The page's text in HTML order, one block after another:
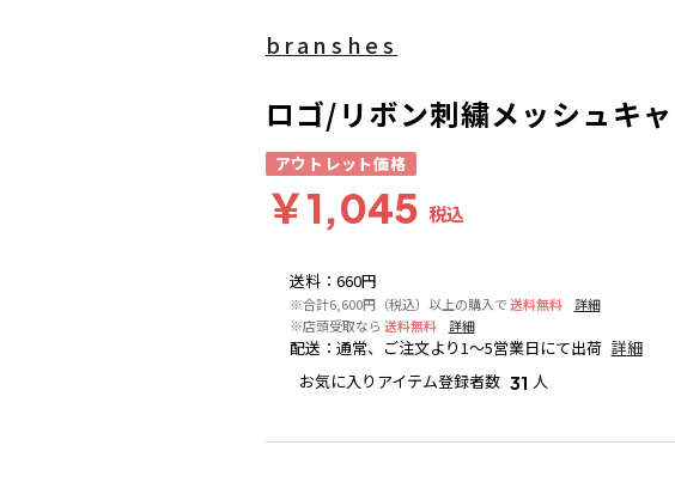
送料： 660円
※合計6,600円（税込）以上の購入で送料無料
詳細
※店頭受取なら 送料無料 詳細
配送 ： 通常、ご注文より1～5営業日にて出荷 詳細
お気に入りアイテム登録者数 31 人
branshes
ロゴ/リボン刺繍メッシュキ
アウトレット価格
￥1,045 税込